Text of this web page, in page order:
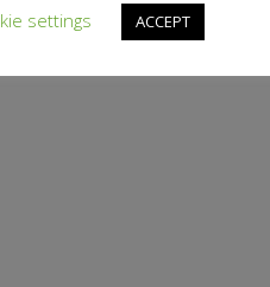
settings
ACCEPT